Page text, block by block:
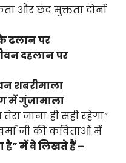
और छंद मुक्तता दोनों
ढलान पर
दहलान पर
शबरीमाला
में गुंजामाला
जाना ही सही रहेगा”
जी की कविताओं में
है” में वे लिखते हैं –